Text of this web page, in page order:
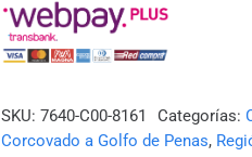
8161
-
MARIA
ISABEL-
SKU:7640-C00-8161 Categorías:
Corcovado a Golfo de Penas,